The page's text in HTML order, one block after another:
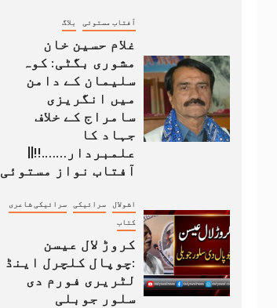
آفتاب مستوئی بلاگ
غلام حسین خان
مشوری بگٹی: کوہ
سلیمان کے دامن
میں انگریزی
سامراج کے خلاف
جہاد کا
علمبردار…….!!||
آفتاب نواز مستوئی
اشولال سرائیکی سرائیکی شاعری
کتاب
کروڑ لال عیسن
:چوپال کلچرل اینڈ
لٹریری فورم دی
سلور جوبلی